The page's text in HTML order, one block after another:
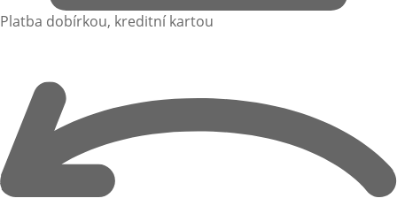
Platba dobírkou, kreditní kartou